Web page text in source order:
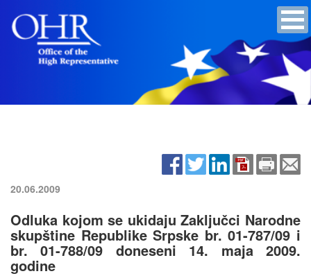
20.06.2009
Odluka kojom se ukidaju Zaključci Narodne
skupštine Republike Srpske br. 01-787/09 i
br. 01-788/09 doneseni 14. maja 2009.
godine